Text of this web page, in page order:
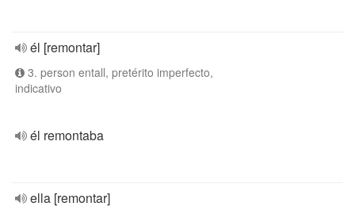
él [remontar]
3. person entall, pretérito imperfecto,
indicativo
él remontaba
ella [remontar]